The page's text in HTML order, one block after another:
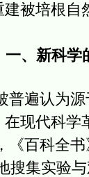
被培根自
一、新科学
认为源
现代科
百科全书
集实验与